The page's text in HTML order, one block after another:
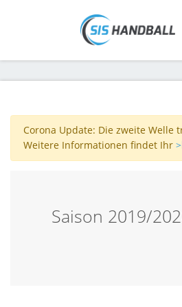
Corona Update: Die zweite
Weitere Informationen findet Ihr
Saison 2019/